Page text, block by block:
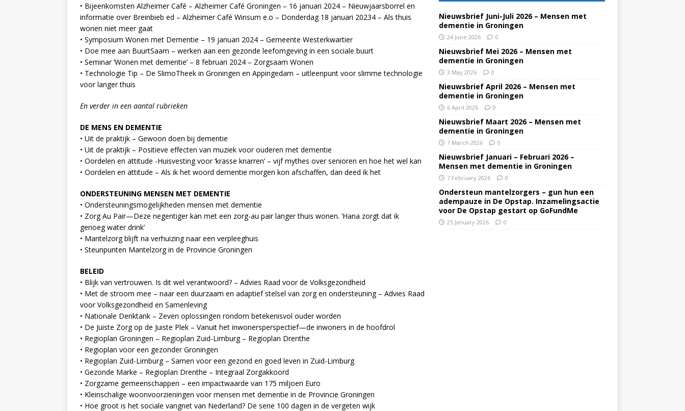
• Bijeenkomsten Alzheimer Café – Alzheimer Café Groningen – 16 januari 2024 – Nieuwjaarsborrel en
informatie over Breinbieb ed – Alzheimer Café Winsum e.o – Donderdag 18 januari 20234 – Als thuis
wonen niet meer gaat
• Symposium Wonen met Dementie – 19 januari 2024 – Gemeente Westerkwartier
• Doe mee aan BuurtSaam – werken aan een gezonde leefomgeving in een sociale buurt
• Seminar ‘Wonen met dementie’ – 8 februari 2024 – Zorgsaam Wonen
• Technologie Tip – De SlimoTheek in Groningen en Appingedam – uitleenpunt voor slimme technologie
voor langer thuis
En verder in een aantal rubrieken
DE MENS EN DEMENTIE
• Uit de praktijk – Gewoon doen bij dementie
• Uit de praktijk – Positieve effecten van muziek voor ouderen met dementie
• Oordelen en attitude -Huisvesting voor ‘krasse knarren’ – vijf mythes over senioren en hoe het wel kan
• Oordelen en attitude – Als ik het woord dementie morgen kon afschaffen, dan deed ik het
ONDERSTEUNING MENSEN MET DEMENTIE
• Ondersteuningsmogelijkheden mensen met dementie
• Zorg Au Pair—Deze negentiger kan met een zorg-au pair langer thuis wonen. ‘Hana zorgt dat ik
genoeg water drink’
• Mantelzorg blijft na verhuizing naar een verpleeghuis
• Steunpunten Mantelzorg in de Provincie Groningen
BELEID
• Blijk van vertrouwen. Is dit wel verantwoord? – Advies Raad voor de Volksgezondheid
• Met de stroom mee – naar een duurzaam en adaptief stelsel van zorg en ondersteuning – Advies Raad
voor Volksgezondheid en Samenleving
• Nationale Denktank – Zeven oplossingen rondom betekenisvol ouder worden
• De Juiste Zorg op de Juiste Plek – Vanuit het inwonersperspectief—de inwoners in de hoofdrol
• Regioplan Groningen – Regioplan Zuid-Limburg – Regioplan Drenthe
• Regioplan voor een gezonder Groningen
• Regioplan Zuid-Limburg – Samen voor een gezond en goed leven in Zuid-Limburg
• Gezonde Marke – Regioplan Drenthe – Integraal Zorgakkoord
• Zorgzame gemeenschappen – een impactwaarde van 175 miljoen Euro
• Kleinschalige woonvoorzieningen voor mensen met dementie in de Provincie Groningen
• Hoe groot is het sociale vangnet van Nederland? De serie 100 dagen in de vergeten wijk
Nieuwsbrief Juni-Juli 2026 – Mensen met
dementie in Groningen
24 June 2026 0
Nieuwsbrief Mei 2026 – Mensen met
dementie in Groningen
3 May 2026 0
Nieuwsbrief April 2026 – Mensen met
dementie in Groningen
6 April 2026 0
Nieuwsbrief Maart 2026 – Mensen met
dementie in Groningen
7 March 2026 0
Nieuwsbrief Januari – Februari 2026 –
Mensen met dementie in Groningen
7 February 2026 0
Ondersteun mantelzorgers – gun hun een
adempauze in De Opstap. Inzamelingsactie
voor De Opstap gestart op GoFundMe
25 January 2026 0